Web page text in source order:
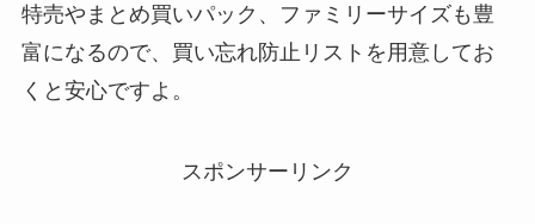
特売やまとめ買いパック、ファミリーサイズも豊
富になるので、買い忘れ防止リストを用意してお
くと安心ですよ。
スポンサーリンク